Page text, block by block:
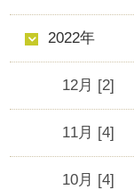
2022年
12月 [2]
11月 [4]
10月 [4]